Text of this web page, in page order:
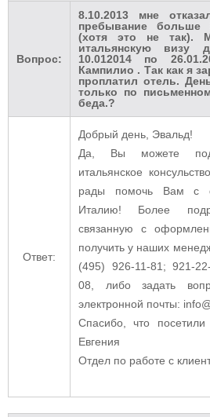
Вопрос:
8.10.2013 мне
пребывание больше
(хотя это не так).
итальянскую визу
10.012014 по
Кампилио . Так как я
проплатил отель.
только по
беда.?
Ответ:
Добрый день, Эвальд!
Да, Вы можете
итальянское
рады помочь Вам с
Италию! Более
связанную с
получить у наших
(495) 926-11-81; 921-
08, либо задать
электронной почты:
Спасибо, что
Евгения
Отдел по работе с